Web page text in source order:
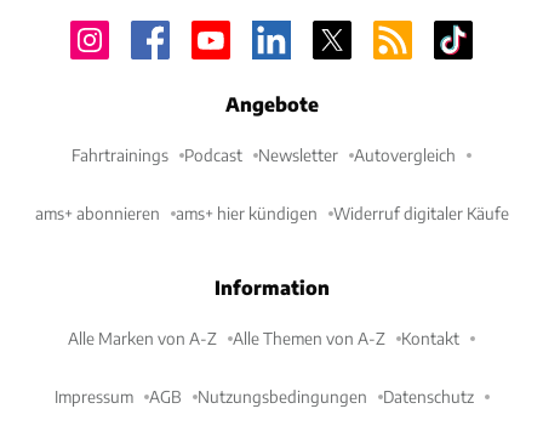
Angebote
Fahrtrainings Podcast Newsletter Autovergleich
ams+ abonnieren ams+ hier kündigen Widerruf digitaler Käufe
Information
Alle Marken von A-Z Alle Themen von A-Z Kontakt
Impressum AGB Nutzungsbedingungen Datenschutz